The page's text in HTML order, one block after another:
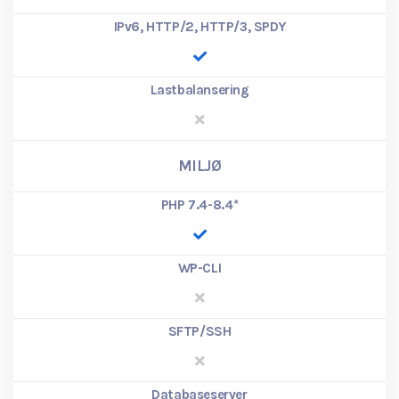
IPv6, HTTP/2, HTTP/3, SPDY
Lastbalansering
MILJØ
PHP 7.4-8.4*
WP-CLI
SFTP/SSH
Databaseserver